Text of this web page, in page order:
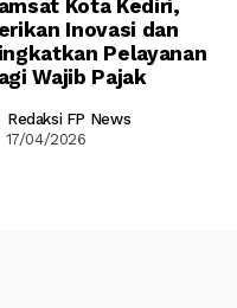
Kota Kediri,
Inovasi dan
Pelayanan
Wajib Pajak
Redaksi FP News
17/04/2026